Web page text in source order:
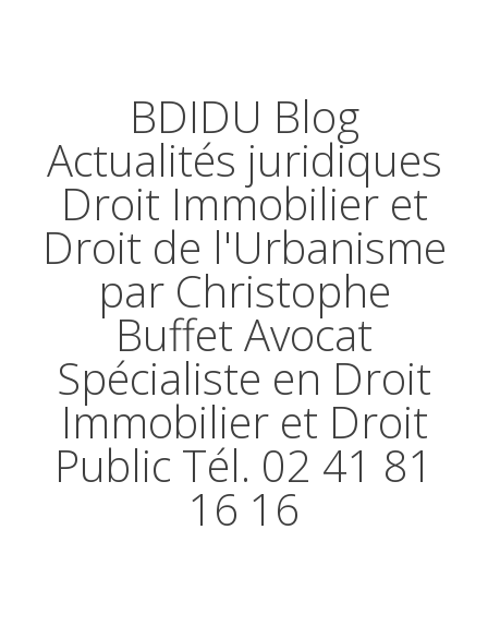
BDIDU Blog
Actualités juridiques
Droit Immobilier et
Droit de l'Urbanisme
par Christophe
Buffet Avocat
Spécialiste en Droit
Immobilier et Droit
Public Tél. 02 41 81
16 16